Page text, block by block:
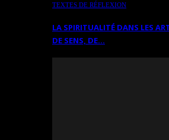
TEXTES DE RÉFLEXION
LA SPIRITUALITÉ DANS LES
DE SENS, DE…